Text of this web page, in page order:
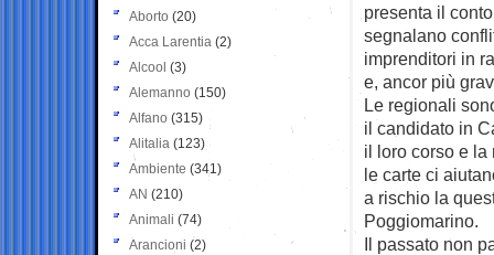
presenta il
segnalano
imprenditori in
e, ancor più
Le regionali
il candidato in
il loro corso e
le carte ci
a rischio la
Poggiomarino.
Il passato non
Aborto (20)
Acca Larentia (2)
Alcool (3)
Alemanno (150)
Alfano (315)
Alitalia (123)
Ambiente (341)
AN (210)
Animali (74)
Arancioni (2)